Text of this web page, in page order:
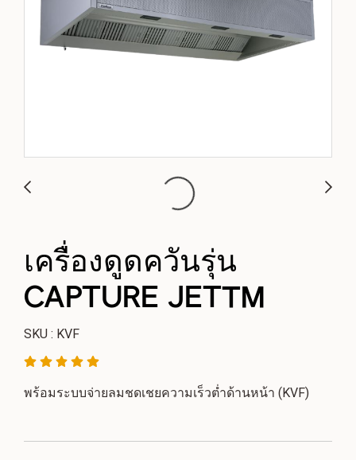
เครื่องดูดควันรุ่น
CAPTURE JET™
SKU : KVF
พร้อมระบบจ่ายลมชดเชยความเร็วต่ำด้านหน้า (KVF)